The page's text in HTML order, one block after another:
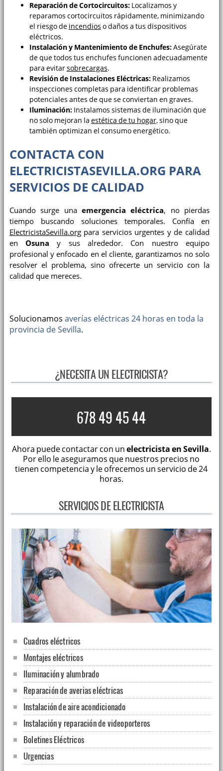
Reparación de Cortocircuitos:Localizamos y
reparamos cortocircuitos rápidamente, minimizando
el riesgo de incendios o daños a tus dispositivos
eléctricos.
Instalación y Mantenimiento de Enchufes:Asegúrate
de que todos tus enchufes funcionen adecuadamente
para evitarsobrecargas.
Revisión de Instalaciones Eléctricas:Realizamos
inspecciones completas para identificar problemas
potenciales antes de que se conviertan en graves.
Iluminación:Instalamos sistemas de iluminación que
no solo mejoran la estética de tu hogar, sino que
también optimizan el consumo energético.
CONTACTA CON
ELECTRICISTASEVILLA.ORG PARA
SERVICIOS DE CALIDAD
Cuando surge una emergencia eléctrica, no pierdas
tiempo buscando soluciones temporales. Confía en
ElectricistaSevilla.orgpara servicios urgentes y de calidad
enOsuna y sus alrededor. Con nuestro equipo
profesional y enfocado en el cliente, garantizamos no solo
resolver el problema, sino ofrecerte un servicio con la
calidad que mereces.
Solucionamos averías eléctricas 24 horas en toda la
provincia de Sevilla.
¿NECESITA UN ELECTRICISTA?
678 49 45 44
Ahora puede contactar con unelectricista en Sevilla.
Por ello le aseguramos que nuestros precios no
tienen competencia y le ofrecemos un servicio de 24
horas.
SERVICIOS DE ELECTRICISTA
Cuadros eléctricos
Montajes eléctricos
Iluminación y alumbrado
Reparación de averias eléctricas
Instalación de aire acondicionado
Instalación y reparación de videoporteros
Boletines Eléctricos
Urgencias